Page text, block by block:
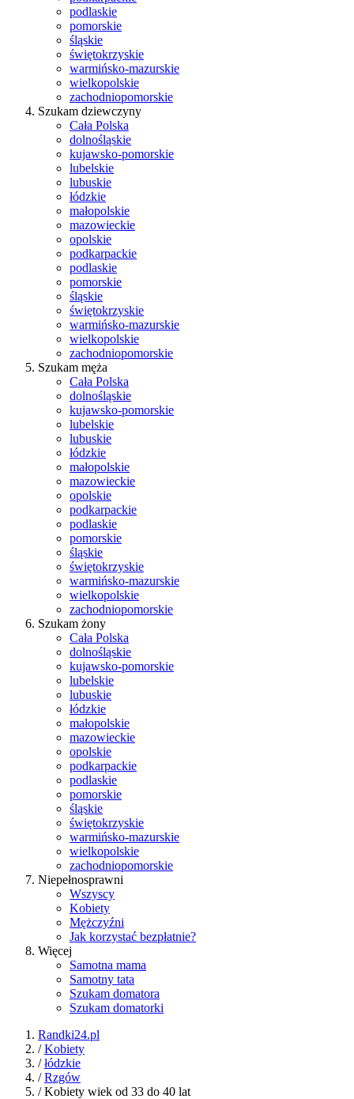
podlaskie
pomorskie
śląskie
świętokrzyskie
warmińsko-mazurskie
wielkopolskie
zachodniopomorskie
Szukam dziewczyny
Cała Polska
dolnośląskie
kujawsko-pomorskie
lubelskie
lubuskie
łódzkie
małopolskie
mazowieckie
opolskie
podkarpackie
podlaskie
pomorskie
śląskie
świętokrzyskie
warmińsko-mazurskie
wielkopolskie
zachodniopomorskie
Szukam męża
Cała Polska
dolnośląskie
kujawsko-pomorskie
lubelskie
lubuskie
łódzkie
małopolskie
mazowieckie
opolskie
podkarpackie
podlaskie
pomorskie
śląskie
świętokrzyskie
warmińsko-mazurskie
wielkopolskie
zachodniopomorskie
Szukam żony
Cała Polska
dolnośląskie
kujawsko-pomorskie
lubelskie
lubuskie
łódzkie
małopolskie
mazowieckie
opolskie
podkarpackie
podlaskie
pomorskie
śląskie
świętokrzyskie
warmińsko-mazurskie
wielkopolskie
zachodniopomorskie
Niepełnosprawni
Wszyscy
Kobiety
Mężczyźni
Jak korzystać bezpłatnie?
Więcej
Samotna mama
Samotny tata
Szukam domatora
Szukam domatorki
Randki24.pl
/Kobiety
/łódzkie
/Rzgów
/ Kobiety wiek od 33 do 40 lat